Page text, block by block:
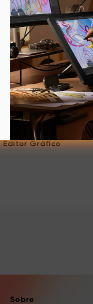
openCanvas ——
Editor Gráfico
Sobre